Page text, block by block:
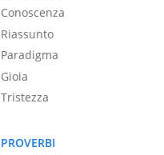
Conoscenza
Riassunto
Paradigma
Gioia
Tristezza
PROVERBI